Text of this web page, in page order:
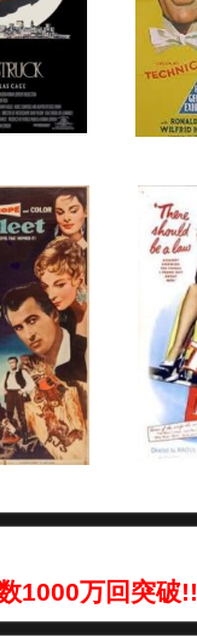
1000万回突破!!